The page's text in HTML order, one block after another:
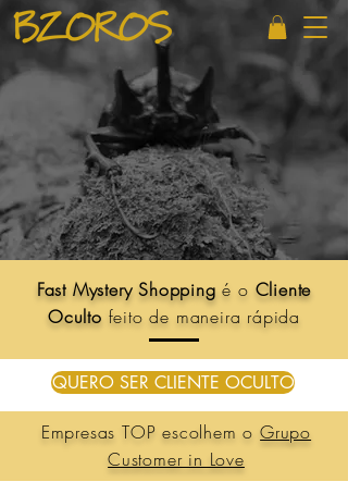
Fast Mystery Shopping é o Cliente
Oculto feito de maneira rápida
QUERO SER CLIENTE OCULTO
Empresas TOP escolhem oGrupo
Customer in Love